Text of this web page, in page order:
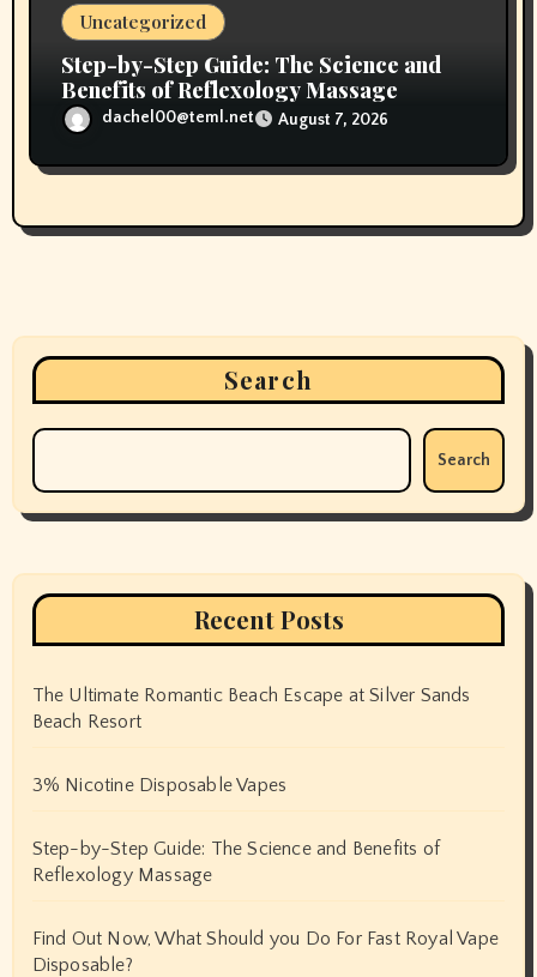
Uncategorized
Step-by-Step Guide: The Science and
Benefits of Reflexology Massage
dachel00@teml.net August 7, 2026
Search
Search
Recent Posts
The Ultimate Romantic Beach Escape at Silver Sands
Beach Resort
3% Nicotine Disposable Vapes
Step-by-Step Guide: The Science and Benefits of
Reflexology Massage
Find Out Now, What Should you Do For Fast Royal Vape
Disposable?